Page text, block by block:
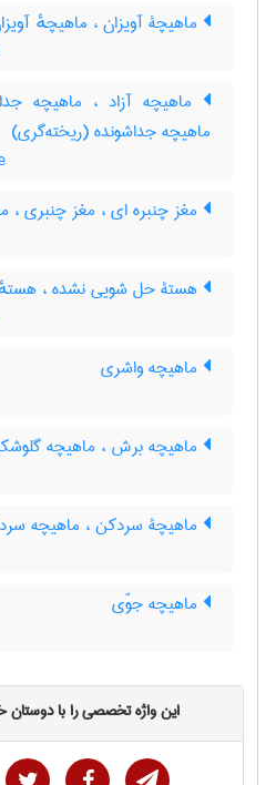
ماهیچۀ آویزان ، ماهیچهٔ
ماهیچه آزاد ، ماهیچه
ماهیچه جداشونده (ریخته‌گری)
مغز چنبره ای ، مغز چنبری ،
هستۀ حل شویی نشده ،
ماهیچه واشری
ماهیچه برش ، ماهیچه
ماهیچۀ سردکن ، ماهیچه
ماهیچه جوّی
این واژه تخصصی را با دوستان